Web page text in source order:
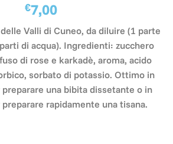
€7,00
Valli di Cuneo, da diluire (1 parte
di acqua). Ingredienti: zucchero
di rose e karkadè, aroma, acido
sorbato di potassio. Ottimo in
una bibita dissetante o in
preparare rapidamente una tisana.